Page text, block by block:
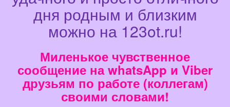
дня родным и близким
можно на 123ot.ru!
Миленькое чувственное
сообщение на whatsApp и Viber
друзьям по работе (коллегам)
своими словами!